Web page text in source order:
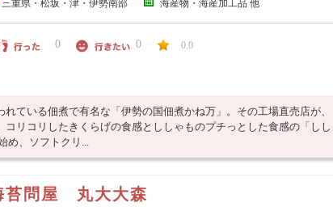
三重県・松坂・津・伊勢南部 海産物・海産加工品 他
0 0 0.0
ている佃煮で有名な「伊勢の国佃煮かね万」。その工場直売店が、
リコリしたきくらげの食感とししゃものプチっとした食感の「しし
め、ソフトクリ...
苔問屋 丸大大森